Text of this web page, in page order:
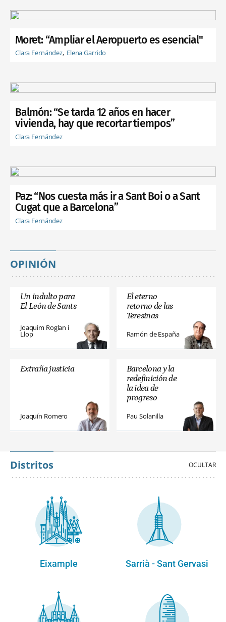
Moret: “Ampliar el Aeropuerto es esencial"
Clara Fernández Elena Garrido
Balmón: “Se tarda 12 años en hacer
vivienda, hay que recortar tiempos”
Clara Fernández
Paz: “Nos cuesta más ir a Sant Boi o a Sant
Cugat que a Barcelona”
Clara Fernández
OPINIÓN
Un indulto para
El León de Sants
Joaquim Roglan i
Llop
El eterno
retorno de las
Teresinas
Ramón de España
Extraña justicia
Joaquín Romero
Barcelona y la
redefinición de
la idea de
progreso
Pau Solanilla
Distritos
Eixample Sarrià - Sant Gervasi